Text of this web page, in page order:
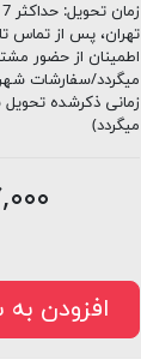
زمان تحویل:
تهران، پس از تماس
اطمینان از حضور
میگردد/سفارشات
زمانی ذکرشده
میگردد)
افزودن